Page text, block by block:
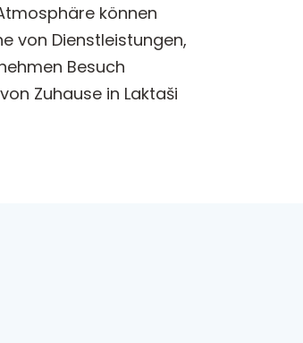
können
von Dienstleistungen,
Besuch
Zuhause in Laktaši